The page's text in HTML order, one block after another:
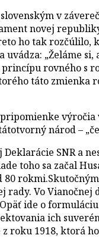
v
novej
ho tak
uvádza:
princípu rovného
táto zmienka
výročia
národ –
SNR a
toho sa začal
Vo
ide o
ich
1918, ktorá